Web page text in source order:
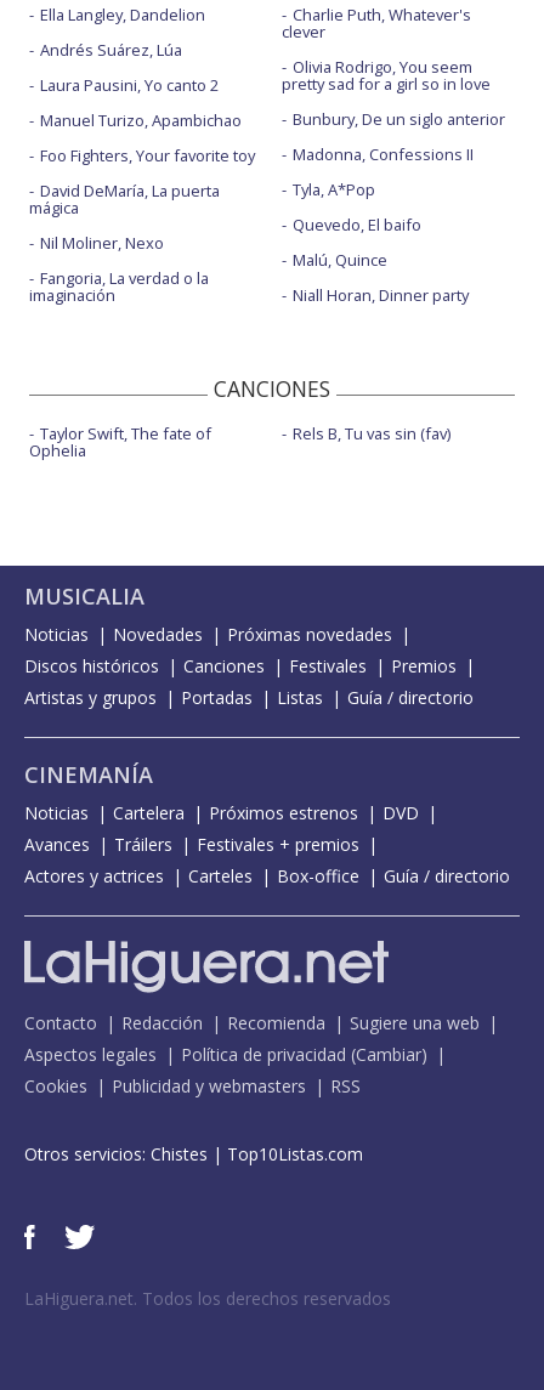
Ella Langley, Dandelion
Andrés Suárez, Lúa
Laura Pausini, Yo canto 2
Manuel Turizo, Apambichao
Foo Fighters, Your favorite toy
David DeMaría, La puerta
mágica
Nil Moliner, Nexo
Fangoria, La verdad o la
imaginación
Charlie Puth, Whatever's
clever
Olivia Rodrigo, You seem
pretty sad for a girl so in love
Bunbury, De un siglo anterior
Madonna, Confessions II
Tyla, A*Pop
Quevedo, El baifo
Malú, Quince
Niall Horan, Dinner party
CANCIONES
Taylor Swift, The fate of
Ophelia
Rels B, Tu vas sin (fav)
MUSICALIA
Noticias Novedades
Próximas novedades
Discos históricos
Canciones Festivales
Premios
Artistas y grupos
Portadas Listas Guía / directorio
CINEMANÍA
Noticias Cartelera Próximos estrenos
DVD
Avances
Tráilers
Festivales + premios
Actores y actrices
Carteles Box-office Guía / directorio
Contacto Redacción Recomienda
Sugiere una web
Aspectos legales
Política de privacidad (Cambiar)
Cookies
Publicidad y webmasters RSS
Otros servicios: Chistes | Top10Listas.com
LaHiguera.net. Todos los derechos reservados